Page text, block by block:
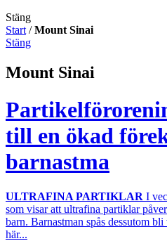
Stäng
Start /Mount Sinai
Stäng
Mount Sinai
till en ökad
barnastma
ULTRAFINA PARTIKLAR I
som visar att ultrafina partiklar
barn. Barnastman spås dessutom
här...